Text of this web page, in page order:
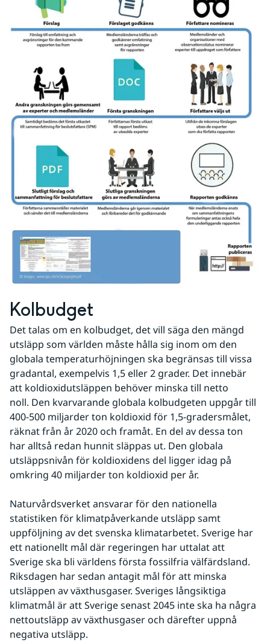
Kolbudget
Det talas om en kolbudget, det vill säga den mängd
utsläpp som världen måste hålla sig inom om den
globala temperaturhöjningen ska begränsas till vissa
gradantal, exempelvis 1,5 eller 2 grader. Det innebär
att koldioxidutsläppen behöver minska till netto
noll. Den kvarvarande globala kolbudgeten uppgår till
400-500 miljarder ton koldioxid för 1,5-gradersmålet,
räknat från år 2020 och framåt. En del av dessa ton
har alltså redan hunnit släppas ut. Den globala
utsläppsnivån för koldioxidens del ligger idag på
omkring 40 miljarder ton koldioxid per år.
Naturvårdsverket ansvarar för den nationella
statistiken för klimatpåverkande utsläpp samt
uppföljning av det svenska klimatarbetet. Sverige har
ett nationellt mål där regeringen har uttalat att
Sverige ska bli världens första fossilfria välfärdsland.
Riksdagen har sedan antagit mål för att minska
utsläppen av växthusgaser. Sveriges långsiktiga
klimatmål är att Sverige senast 2045 inte ska ha några
nettoutsläpp av växthusgaser och därefter uppnå
negativa utsläpp.